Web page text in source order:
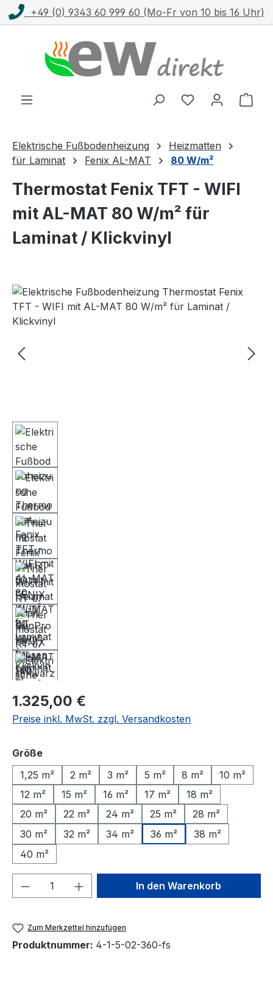
Zum Hauptinhalt springen
+49 (0) 9343 60 999 60 (Mo-Fr von 10 bis 16 Uhr)
Elektrische Fußbodenheizung
Heizmatten
für Laminat
Fenix AL-MAT 80 W/m²
Thermostat Fenix TFT - WIFI
mit AL-MAT 80 W/m² für
Laminat / Klickvinyl
Bildergalerie überspringen
Regulärer Preis:
1.325,00 €
Preise inkl. MwSt. zzgl. Versandkosten
Größeauswählen
1,25 m²
2 m² 3 m² 5 m² 8 m²
10 m²
12 m²
15 m² 16 m² 17 m²
18 m²
20 m²
22 m² 24 m² 25 m²
28 m²
30 m²
32 m² 34 m² 36 m²
38 m²
40 m²
Produkt Anzahl: Gib denIn den Warenkorb
Zum Merkzettel hinzufügen
Produktnummer: 4-1-5-02-360-fs